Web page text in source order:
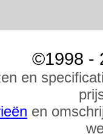
©1998 -
en
en